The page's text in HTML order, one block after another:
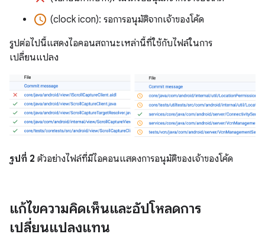
access_time (clock icon): รอการอนุมัติจากเจ้าของโค้ด
รูปต่อไปนี้แสดงไอคอนสถานะเหล่านี้ที่ใช้กับไฟล์ในการ
เปลี่ยนแปลง
รูปที่ 2 ตัวอย่างไฟล์ที่มีไอคอนแสดงการอนุมัติของเจ้าของโค้ด
แก้ไขความคิดเห็นและอัปโหลดการ
เปลี่ยนแปลงแทน